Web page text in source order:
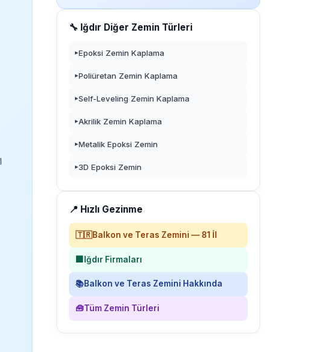
🔧 Iğdır Diğer Zemin Türleri
▸Epoksi Zemin Kaplama
▸Poliüretan Zemin Kaplama
▸Self-Leveling Zemin Kaplama
▸Akrilik Zemin Kaplama
▸Metalik Epoksi Zemin
▸3D Epoksi Zemin
📍 Hızlı Gezinme
🇹🇷Balkon ve Teras Zemini — 81 İl
Iğdır Firmaları
📚Balkon ve Teras Zemini Hakkında
🧰Tüm Zemin Türleri